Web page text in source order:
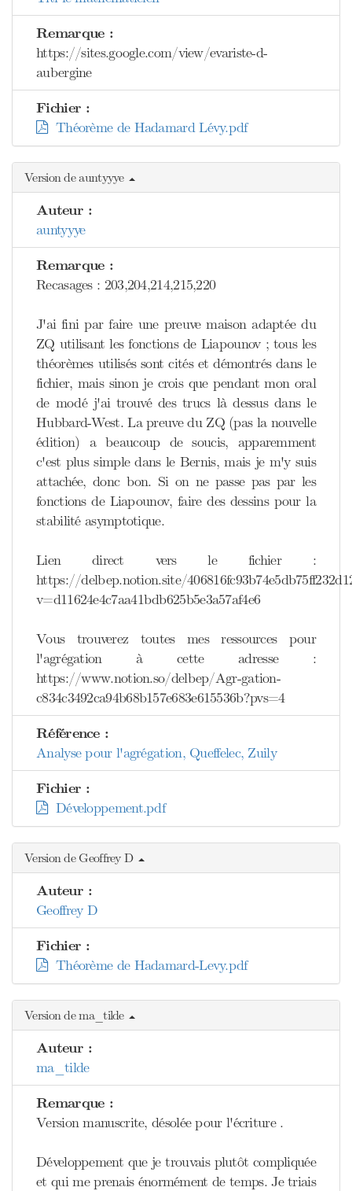
Remarque :
https://sites.google.com/view/evariste-d-
aubergine
Fichier :
Théorème de Hadamard Lévy.pdf
Version de auntyyye
Auteur :
auntyyye
Remarque :
Recasages : 203,204,214,215,220
J'ai fini par faire une preuve maison adaptée du
ZQ utilisant les fonctions de Liapounov ; tous les
théorèmes utilisés sont cités et démontrés dans le
fichier, mais sinon je crois que pendant mon oral
de modé j'ai trouvé des trucs là dessus dans le
Hubbard-West. La preuve du ZQ (pas la nouvelle
édition) a beaucoup de soucis, apparemment
c'est plus simple dans le Bernis, mais je m'y suis
attachée, donc bon. Si on ne passe pas par les
fonctions de Liapounov, faire des dessins pour la
stabilité asymptotique.
Lien direct vers le fichier :
https://delbep.notion.site/
v=d11624e4c7aa41bdb625b5e3a57af4e6
Vous trouverez toutes mes ressources pour
l'agrégation à cette adresse :
https://www.notion.so/delbep/Agr-gation-
c834c3492ca94b68b157e683e615536b?pvs=4
Référence :
Analyse pour l'agrégation, Queffelec, Zuily
Fichier :
Développement.pdf
Version de Geoffrey D
Auteur :
Geoffrey D
Fichier :
Théorème de Hadamard-Levy.pdf
Version de ma_tilde
Auteur :
ma_tilde
Remarque :
Version manuscrite, désolée pour l'écriture .
Développement que je trouvais plutôt compliquée
et qui me prenais énormément de temps. Je triais